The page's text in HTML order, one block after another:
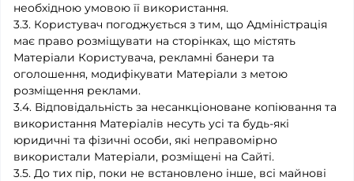
необхідною умовою її використання.
3.3. Користувач погоджується з тим, що Адміністрація
має право розміщувати на сторінках, що містять
Матеріали Користувача, рекламні банери та
оголошення, модифікувати Матеріали з метою
розміщення реклами.
3.4. Відповідальність за несанкціоноване копіювання та
використання Матеріалів несуть усі та будь-які
юридичні та фізичні особи, які неправомірно
використали Матеріали, розміщені на Сайті.
3.5. До тих пір, поки не встановлено інше, всі майнові